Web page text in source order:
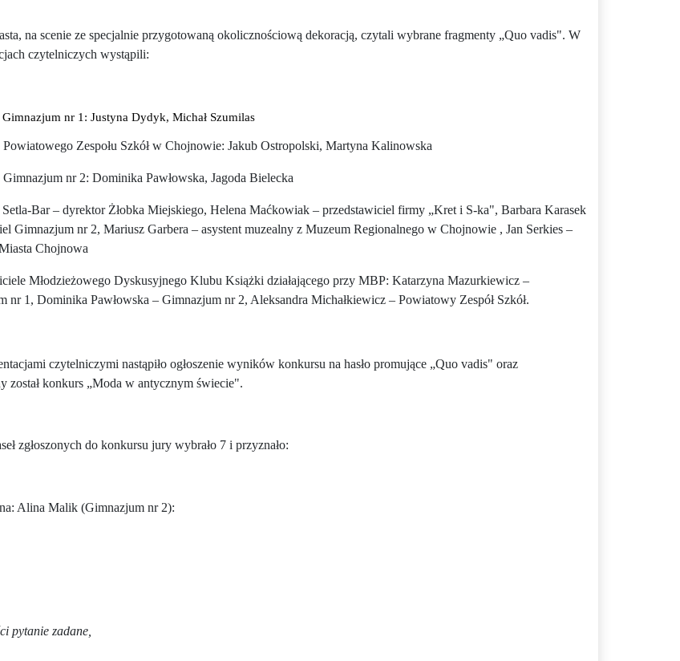
na scenie ze specjalnie przygotowaną okolicznościową dekoracją, czytali wybrane fragmenty „Quo vadis". W
czytelniczych wystąpili:
nr 1: Justyna Dydyk, Michał Szumilas
Zespołu Szkół w Chojnowie: Jakub Ostropolski, Martyna Kalinowska
nr 2: Dominika Pawłowska, Jagoda Bielecka
Bar – dyrektor Żłobka Miejskiego, Helena Maćkowiak – przedstawiciel firmy „Kret i S-ka", Barbara Karasek
Gimnazjum nr 2, Mariusz Garbera – asystent muzealny z Muzeum Regionalnego w Chojnowie , Jan Serkies –
Chojnowa
Młodzieżowego Dyskusyjnego Klubu Książki działającego przy MBP: Katarzyna Mazurkiewicz –
nr 1, Dominika Pawłowska – Gimnazjum nr 2, Aleksandra Michałkiewicz – Powiatowy Zespół Szkół.
czytelniczymi nastąpiło ogłoszenie wyników konkursu na hasło promujące „Quo vadis" oraz
został konkurs „Moda w antycznym świecie".
zgłoszonych do konkursu jury wybrało 7 i przyznało:
Alina Malik (Gimnazjum nr 2):
pytanie zadane,